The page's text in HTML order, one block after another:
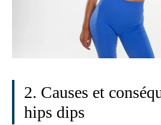
2. Causes et
hips dips